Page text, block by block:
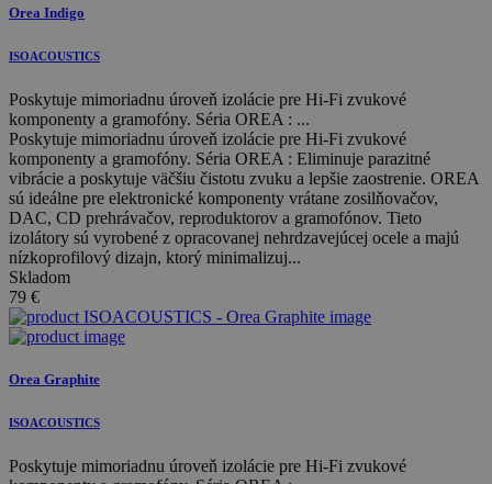
Orea Indigo
ISOACOUSTICS
Poskytuje mimoriadnu úroveň izolácie pre Hi-Fi zvukové
komponenty a gramofóny. Séria OREA : ...
Poskytuje mimoriadnu úroveň izolácie pre Hi-Fi zvukové
komponenty a gramofóny. Séria OREA : Eliminuje parazitné
vibrácie a poskytuje väčšiu čistotu zvuku a lepšie zaostrenie. OREA
sú ideálne pre elektronické komponenty vrátane zosilňovačov,
DAC, CD prehrávačov, reproduktorov a gramofónov. Tieto
izolátory sú vyrobené z opracovanej nehrdzavejúcej ocele a majú
nízkoprofilový dizajn, ktorý minimalizuj...
Skladom
79 €
Orea Graphite
ISOACOUSTICS
Poskytuje mimoriadnu úroveň izolácie pre Hi-Fi zvukové